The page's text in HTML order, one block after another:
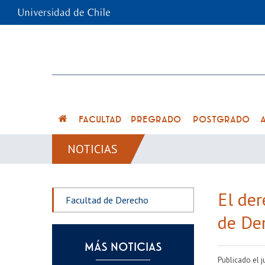
FACULTAD PREGRADO POSTGRADO
NOTICIAS
Facultad de Derecho
MÁS NOTICIAS
El
de
Publicado el